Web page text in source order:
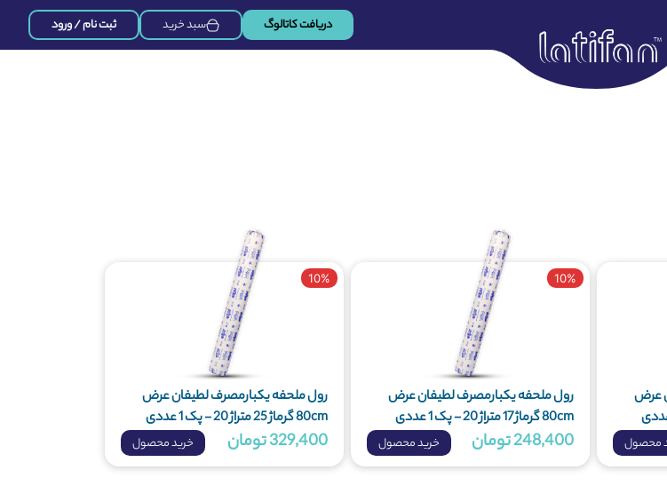
دریافت کاتالوگ سبد خرید ثبت نام / ورود
عرض
محصول
رول ملحفه یکبارمصرف لطیفان عرض
80cm گرماژ 17 متراژ 20 - پک 1 عددی
10%
248,400 تومان خرید محصول
رول ملحفه یکبارمصرف لطیفان عرض
80cm گرماژ 25 متراژ 20 - پک 1 عددی
10%
329,400 تومان خرید محصول